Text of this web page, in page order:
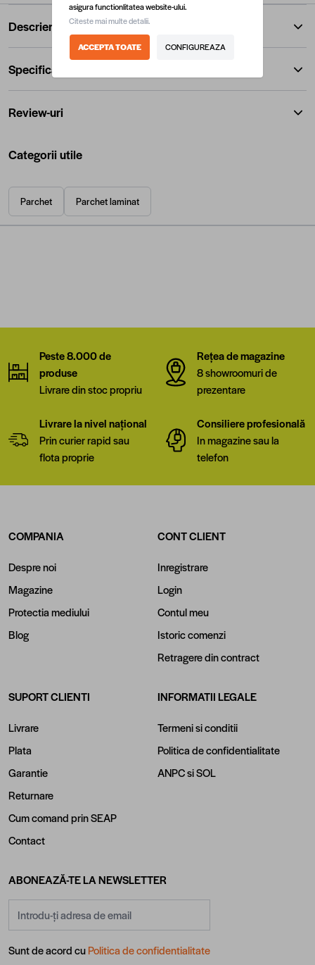
Descriere
Specificatii
Review-uri
Categorii utile
Parchet Parchet laminat
Peste 8.000 de
produse
Livrare din stoc propriu
Rețea de magazine
8 showroomuri de
prezentare
Livrare la nivel național
Prin curier rapid sau
flota proprie
Consiliere profesională
In magazine sau la
telefon
COMPANIA
Despre noi
Magazine
Protectia mediului
Blog
CONT CLIENT
Inregistrare
Login
Contul meu
Istoric comenzi
Retragere din contract
SUPORT CLIENTI
Livrare
Plata
Garantie
Returnare
Cum comand prin SEAP
Contact
INFORMATII LEGALE
Termeni si conditii
Politica de confidentialitate
ANPCsiSOL
ABONEAZĂ-TE LA NEWSLETTER
Sunt de acord cuPolitica de confidentialitate
asigura functionlitatea website-ului.
Citeste mai multe detalii.
ACCEPTA TOATE CONFIGUREAZA